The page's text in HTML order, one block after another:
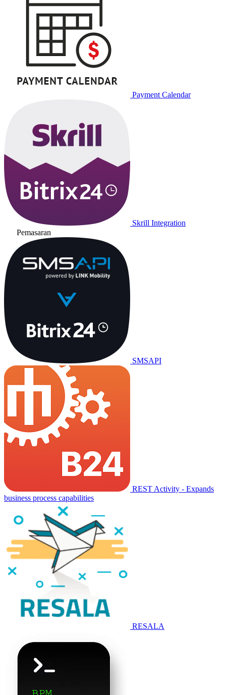
Payment Calendar
Skrill Integration
Pemasaran
SMSAPI
REST Activity - Expands
business process capabilities
RESALA